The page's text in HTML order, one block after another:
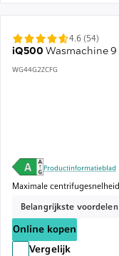
iQ500 Wasmachine 9
WG44G2ZCFG
4.6 (54)
Productinformatieblad
Maximale centrifugesnelheid
Belangrijkste voordelen
Online kopen
Vergelijk